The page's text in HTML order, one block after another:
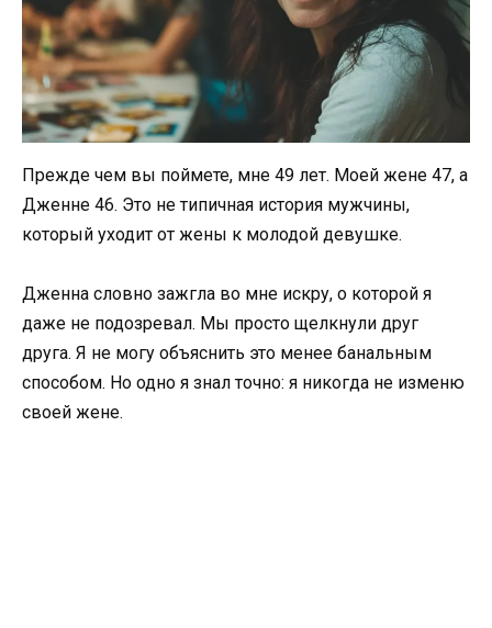
Прежде чем вы поймете, мне 49 лет. Моей жене 47, а
Дженне 46. Это не типичная история мужчины,
который уходит от жены к молодой девушке.
Дженна словно зажгла во мне искру, о которой я
даже не подозревал. Мы просто щелкнули друг
друга. Я не могу объяснить это менее банальным
способом. Но одно я знал точно: я никогда не изменю
своей жене.